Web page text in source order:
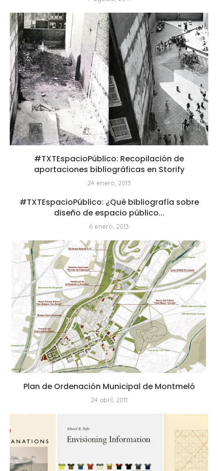
#TXTEspacioPúblico: Recopilación de
aportaciones bibliográficas en Storify
24 enero, 2013
#TXTEspacioPúblico: ¿Qué bibliografía sobre
diseño de espacio público...
6 enero, 2013
Plan de Ordenación Municipal de Montmeló
24 abril, 2011